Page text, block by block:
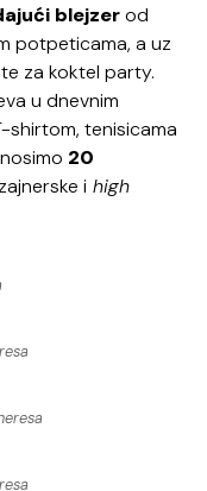
blejzerod
potpeticama, a uz
za koktel party.
u dnevnim
shirtom, tenisicama
20
i high